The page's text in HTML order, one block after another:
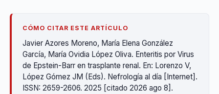
CÓMO CITAR ESTE ARTÍCULO
Javier Azores Moreno, María Elena González
García, María Ovidia López Oliva. Enteritis por Virus
de Epstein-Barr en trasplante renal. En: Lorenzo V,
López Gómez JM (Eds). Nefrología al día [Internet].
ISSN: 2659-2606. 2025 [citado 2026 ago 8].